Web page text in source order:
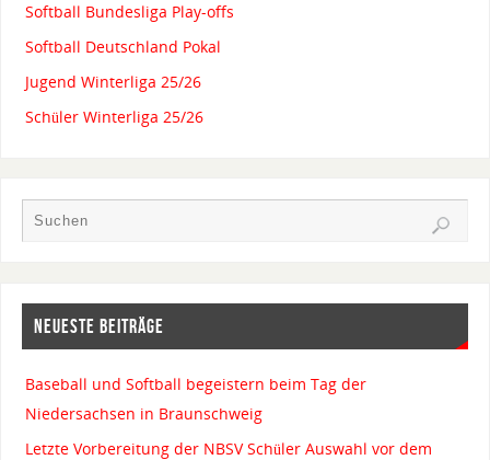
Softball Bundesliga Play-offs
Softball Deutschland Pokal
Jugend Winterliga 25/26
Schüler Winterliga 25/26
NEUESTE BEITRÄGE
Baseball und Softball begeistern beim Tag der
Niedersachsen in Braunschweig
Letzte Vorbereitung der NBSV Schüler Auswahl vor dem